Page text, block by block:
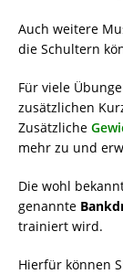
Auch weitere
die Schultern
Für viele
zusätzlichen
Zusätzliche
mehr zu und
Die wohl
genannte
trainiert wird.
Hierfür können